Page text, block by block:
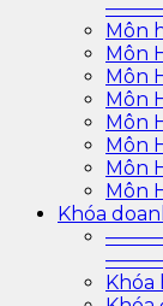
Môn
Môn
Môn
Môn
Môn
Môn
Môn
Môn
Khóa
Khóa